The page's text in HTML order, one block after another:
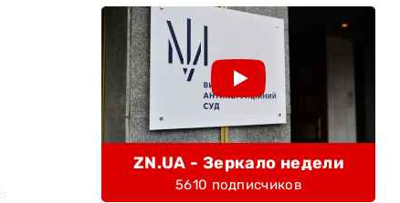
ZN.UA - Зеркало недели
5610 подписчиков